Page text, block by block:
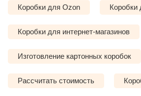
Коробки для Ozon Коробки
Коробки для интернет-магазинов
Изготовление картонных коробок
Рассчитать стоимость